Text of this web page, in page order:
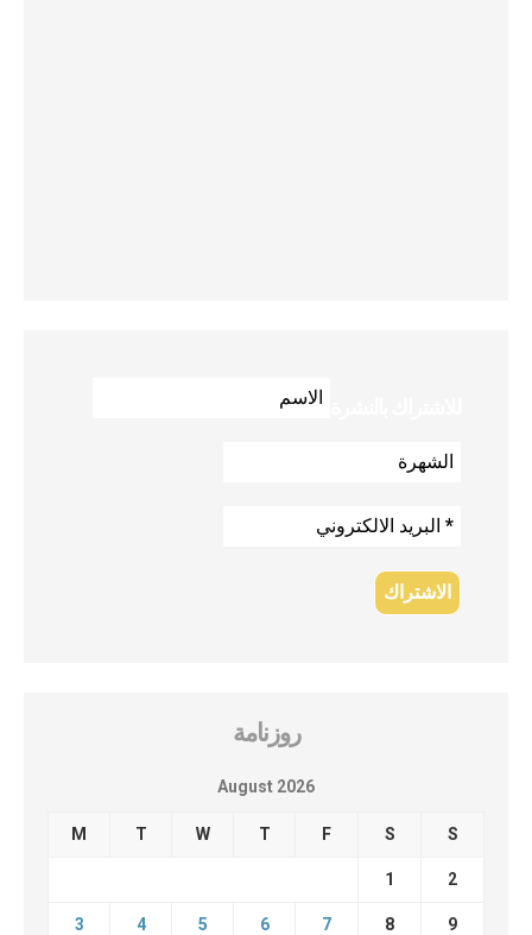
روزنامة
August 2026
M T W T F S S
1 2
3 4 5 6 7 8 9